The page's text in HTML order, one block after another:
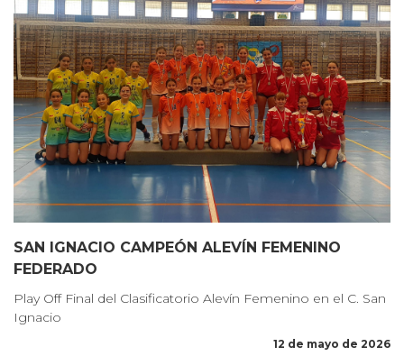
SAN IGNACIO CAMPEÓN ALEVÍN FEMENINO
FEDERADO
Play Off Final del Clasificatorio Alevín Femenino en el C. San
Ignacio
12 de mayo de 2026